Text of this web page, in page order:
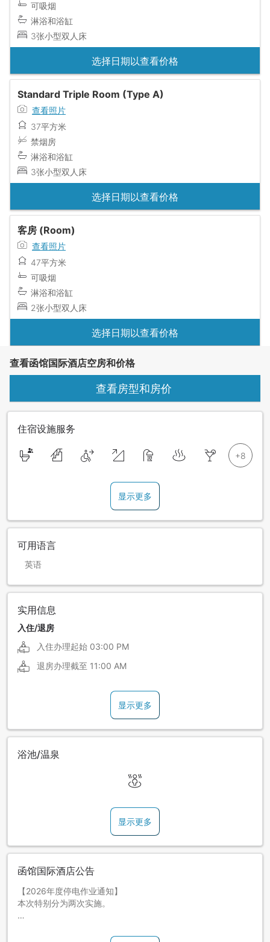
可吸烟
淋浴和浴缸
3张小型双人床
选择日期以查看价格
Standard Triple Room (Type A)
查看照片
37平方米
禁烟房
淋浴和浴缸
3张小型双人床
选择日期以查看价格
客房 (Room)
查看照片
47平方米
可吸烟
淋浴和浴缸
2张小型双人床
选择日期以查看价格
查看函馆国际酒店空房和价格
查看房型和房价
住宿设施服务
显示更多
可用语言
英语
实用信息
入住/退房
入住办理起始 03:00 PM
退房办理截至 11:00 AM
显示更多
浴池/温泉
显示更多
函馆国际酒店公告
【2026年度停电作业通知】
本次特别分为两次实施。
第1次：2026年4月6日(周一)25:00-28:00